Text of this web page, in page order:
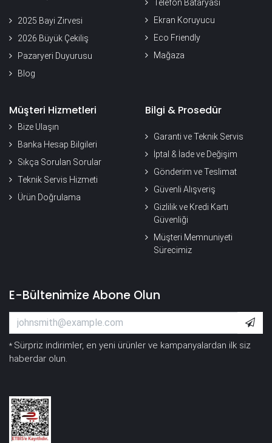
2025 Bayi Zirvesi
2026 Büyük Çekiliş
Pazaryeri Duyurusu
Blog
Telefon Bataryası
Ekran Koruyucu
Eco Friendly
Mağaza
Müşteri Hizmetleri
Bize Ulaşın
Banka Hesap Bilgileri
Sıkça Sorulan Sorular
Teknik Servis Hizmeti
Ürün Doğrulama
Bilgi & Prosedür
Garanti ve Teknik Servis
İptal & İade ve Değişim
Gönderim ve Teslimat
Güvenli Alışveriş
Gizlilik ve Kredi Kartı
Güvenliği
Müşteri Memnuniyeti
Sürecimiz
E-Bültenimize Abone Olun
* Sürpriz indirimler, en yeni ürünler ve kampanyalardan ilk siz
haberdar olun.